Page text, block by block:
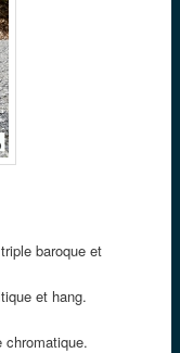
baroque et
et hang.
chromatique.